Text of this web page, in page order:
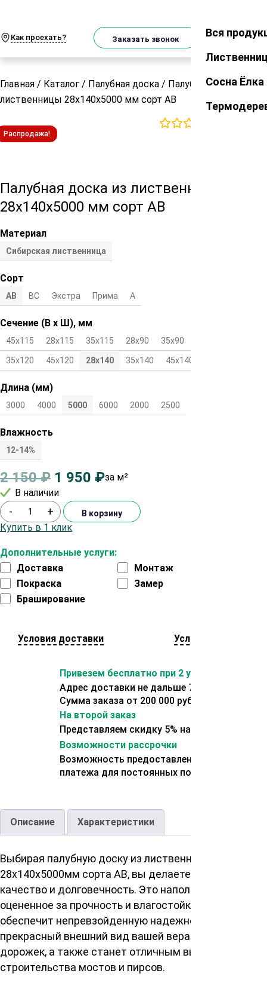
Как проехать? Заказать звонок Закрыть
Вся
Сосна Ёлка
Главная / Каталог / Палубная доска / Палубная доска из
лиственницы 28х140х5000 мм сорт АВ
Распродажа!
Палубная доска из лиственницы
28х140х5000 мм сорт АВ
Материал
Сибирская лиственница
Сорт
АВ ВС Экстра Прима А
Сечение (В х Ш), мм
45х115 28х115 35х115 28х90 35х90
35х120 45х120 28х140 35х140 45х140
Длина (мм)
3000 4000 5000 6000 2000 2500
Влажность
12-14%
2 150₽ 1 950 ₽за м²
В наличии
Дополнительные услуги:
Доставка
Монтаж
Покраска
Замер
Браширование
- + В корзину
Купить в 1 клик
Условия доставки Условия оплаты
Привезем бесплатно при 2 условиях:
Адрес доставки не дальше 70 км от склада.
Сумма заказа от 200 000 рублей.
На второй заказ
Представляем скидку 5% на второй заказ
Возможности рассрочки
Возможность предоставления отсрочки
платежа для постоянных покупателей.
Описание Характеристики
Выбирая палубную доску из лиственницы
28х140х5000мм сорта АВ, вы делаете ставку на
качество и долговечность. Это напольное покрытие,
оцененное за прочность и влагостойкость,
обеспечит непревзойденную надежность и
прекрасный внешний вид вашей веранды, садовых
дорожек, а также станет отличным выбором для
строительства мостов и пирсов.